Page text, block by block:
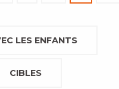
LES ENFANTS
CIBLES